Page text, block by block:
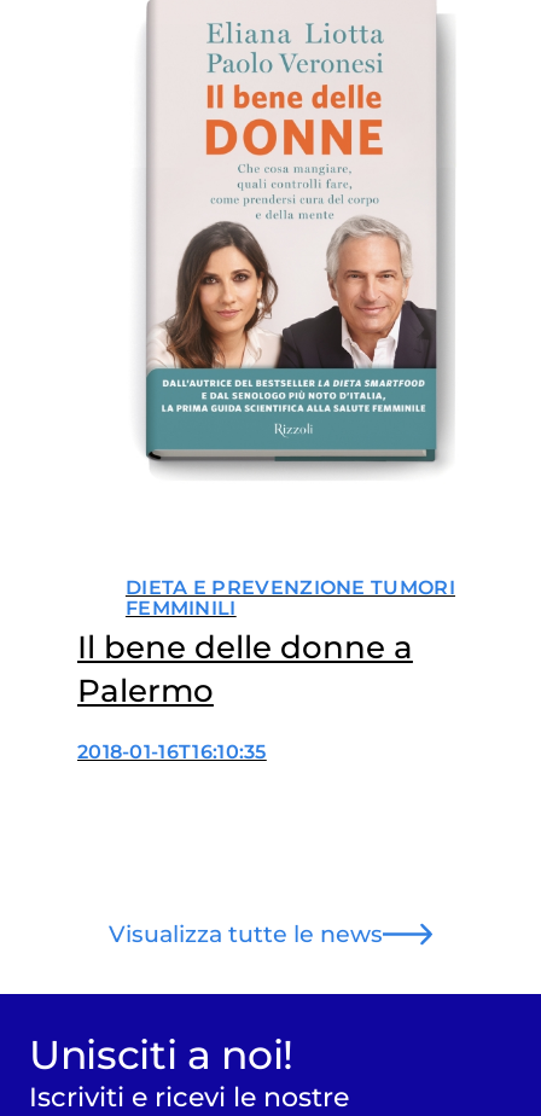
DIETA E PREVENZIONE TUMORI
FEMMINILI
Il bene delle donne a
Palermo
2018-01-16T16:10:35
Visualizza tutte le news
Unisciti a noi!
Iscriviti e ricevi le nostre